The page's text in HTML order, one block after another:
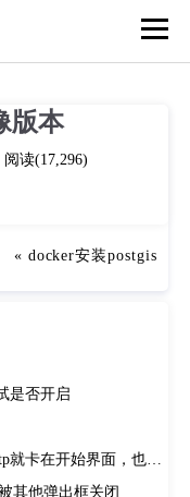
版本
阅读(17,296)
docker安装postgis
是否开启
Xftp使用一直正常，但有一天突然打开Xftp就卡在开始界面，也无法打开默认的桌面文件夹。
其他弹出框关闭